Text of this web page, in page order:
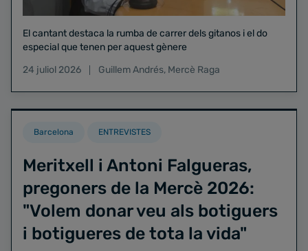
El cantant destaca la rumba de carrer dels gitanos i el do
especial que tenen per aquest gènere
24 juliol 2026
Guillem Andrés, Mercè Raga
Barcelona ENTREVISTES
Meritxell i Antoni Falgueras,
pregoners de la Mercè 2026:
"Volem donar veu als botiguers
i botigueres de tota la vida"